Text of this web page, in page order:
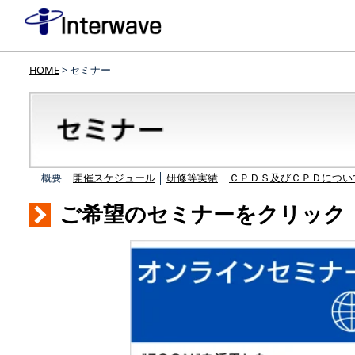
HOME> セミナー
概要 │ 開催スケジュール 研修等実績 ＣＰＤＳ及びＣＰＤにつ
ご希望のセミナーをクリック